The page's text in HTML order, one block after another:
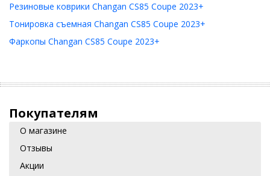
Резиновые коврики Changan CS85 Coupe 2023+
Тонировка съемная Changan CS85 Coupe 2023+
Фаркопы Changan CS85 Coupe 2023+
Покупателям
О магазине
Отзывы
Акции